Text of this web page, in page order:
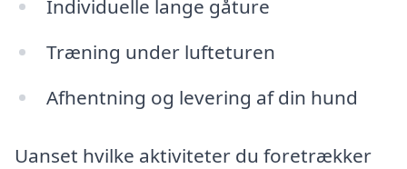
Individuelle lange gåture
Træning under lufteturen
Afhentning og levering af din hund
Uanset hvilke aktiviteter du foretrækker